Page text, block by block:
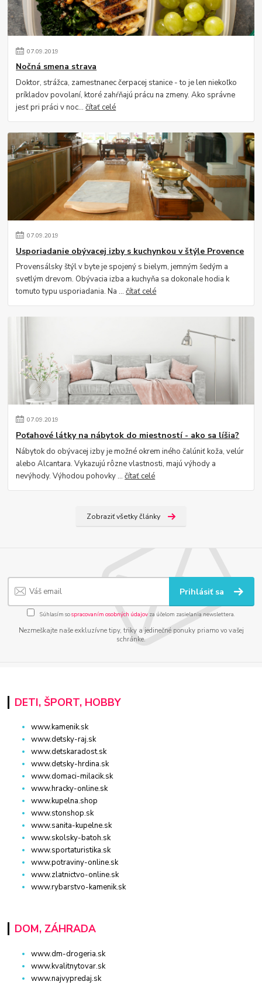
07.09.2019
Nočná smena strava
Doktor, strážca, zamestnanec čerpacej stanice - to je len niekoľko
príkladov povolaní, ktoré zahŕňajú prácu na zmeny. Ako správne
jesť pri práci v noc...čítať celé
07.09.2019
Usporiadanie obývacej izby s kuchynkou v štýle Provence
Provensálsky štýl v byte je spojený s bielym, jemným šedým a
svetlým drevom. Obývacia izba a kuchyňa sa dokonale hodia k
tomuto typu usporiadania. Na ...čítať celé
07.09.2019
Poťahové látky na nábytok do miestností - ako sa líšia?
Nábytok do obývacej izby je možné okrem iného čalúniť koža, velúr
alebo Alcantara. Vykazujú rôzne vlastnosti, majú výhody a
nevýhody. Výhodou pohovky ...čítať celé
Zobraziť všetky články
Prihlásiť sa
Súhlasím sospracovaním osobných údajov za účelom zasielania newslettera.
Nezmeškajte naše exkluzívne tipy, triky a jedinečné ponuky priamo vo vašej
schránke.
DETI, ŠPORT, HOBBY
www.kamenik.sk
www.detsky-raj.sk
www.detskaradost.sk
www.detsky-hrdina.sk
www.domaci-milacik.sk
www.hracky-online.sk
www.kupelna.shop
www.stonshop.sk
www.sanita-kupelne.sk
www.skolsky-batoh.sk
www.sportaturistika.sk
www.potraviny-online.sk
www.zlatnictvo-online.sk
www.rybarstvo-kamenik.sk
DOM, ZÁHRADA
www.dm-drogeria.sk
www.kvalitnytovar.sk
www.najvypredaj.sk